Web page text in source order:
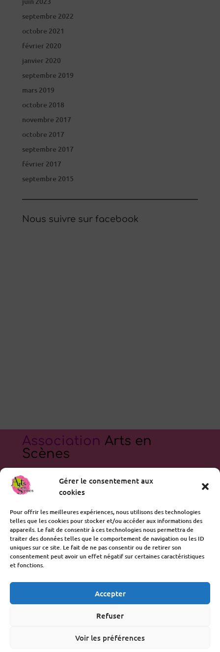
Gérer le consentement aux
cookies
Pour offrir les meilleures expériences, nous utilisons des technologies
telles que les cookies pour stocker et/ou accéder aux informations des
appareils. Le fait de consentir à ces technologies nous permettra de
traiter des données telles que le comportement de navigation ou les ID
uniques sur ce site. Le fait de ne pas consentir ou de retirer son
consentement peut avoir un effet négatif sur certaines caractéristiques
et fonctions.
Accepter
Refuser
Voir les préférences
septembre 2022
octobre 2021
février 2020
janvier 2020
septembre 2019
mars 2019
octobre 2018
novembre 2017
octobre 2017
septembre 2017
février 2017
septembre 2015
Nous suivre sur facebook
Association Arts en
Scènes
contact@artsenscenes.fr
3, rue de la Loi
56 000 VANNES
Connexion et Inscription
Formulaire d’abonnement à notre Newsletter AES
Gestion de votre abonnement à la newsletter AES
Politique de cookies (UE)